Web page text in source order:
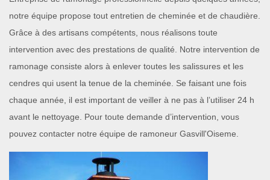
notre équipe propose tout entretien de cheminée et de chaudière.
Grâce à des artisans compétents, nous réalisons toute
intervention avec des prestations de qualité. Notre intervention de
ramonage consiste alors à enlever toutes les salissures et les
cendres qui usent la tenue de la cheminée. Se faisant une fois
chaque année, il est important de veiller à ne pas à l’utiliser 24 h
avant le nettoyage. Pour toute demande d’intervention, vous
pouvez contacter notre équipe de ramoneur Gasvill'Oiseme.